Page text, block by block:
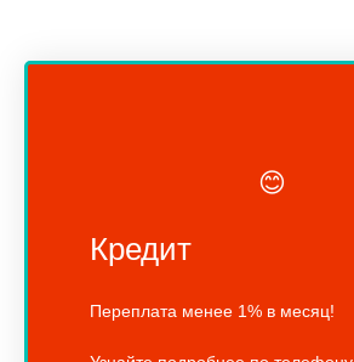
😊
Кредит
Переплата менее 1% в месяц!